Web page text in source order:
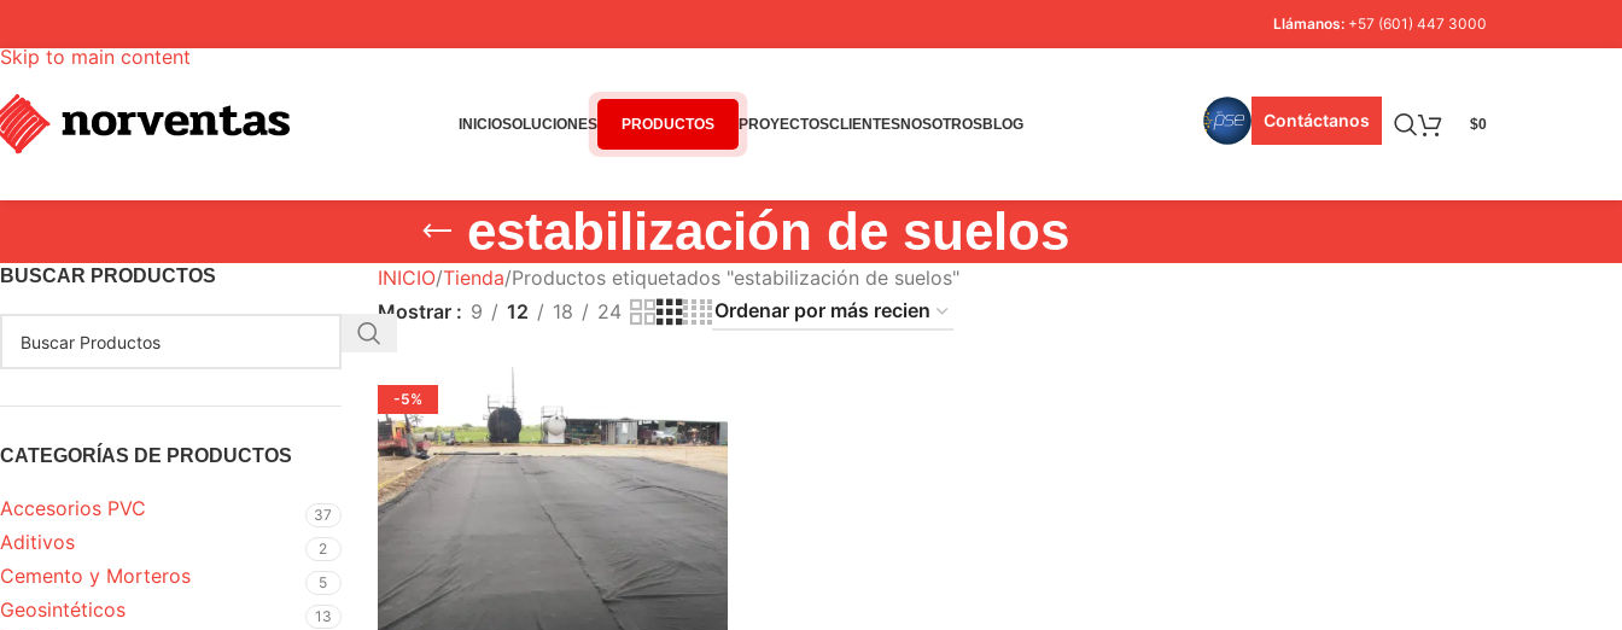
Skip to main content
Llámanos: +57 (601) 447 3000
INICIOSOLUCIONES PRODUCTOS PROYECTOSCLIENTESNOSOTROSBLOG Contáctanos $0
estabilización de suelos
BUSCAR PRODUCTOS
CATEGORÍAS DE PRODUCTOS
Accesorios PVC 37
Aditivos 2
Cemento y Morteros 5
Geosintéticos 13
INICIO Tienda Productos etiquetados "estabilización de suelos"
Mostrar
9 12 18 24
-5%